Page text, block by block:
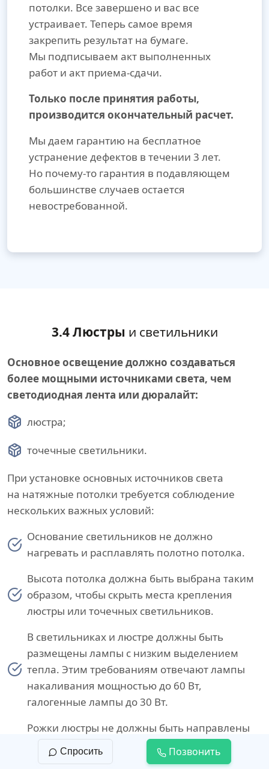
потолки. Все завершено и вас все
устраивает. Теперь самое время
закрепить результат на бумаге.
Мы подписываем акт выполненных
работ и акт приема-сдачи.
Только после принятия работы,
производится окончательный расчет.
Мы даем гарантию на бесплатное
устранение дефектов в течении 3 лет.
Но почему-то гарантия в подавляющем
большинстве случаев остается
невостребованной.
3.4 Люстры и светильники
Основное освещение должно создаваться
более мощными источниками света, чем
светодиодная лента или дюралайт:
люстра;
точечные светильники.
При установке основных источников света
на натяжные потолки требуется соблюдение
нескольких важных условий:
Основание светильников не должно
нагревать и расплавлять полотно потолка.
Высота потолка должна быть выбрана таким
образом, чтобы скрыть места крепления
люстры или точечных светильников.
В светильниках и люстре должны быть
размещены лампы с низким выделением
тепла. Этим требованиям отвечают лампы
накаливания мощностью до 60 Вт,
галогенные лампы до 30 Вт.
Рожки люстры не должны быть направлены
в сторону потолка, чтобы избежать точечного
воздействия источника света на полотно.
Спросить Позвонить